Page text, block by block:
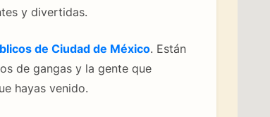
y divertidas.
de Ciudad de México. Están
de gangas y la gente que
hayas venido.